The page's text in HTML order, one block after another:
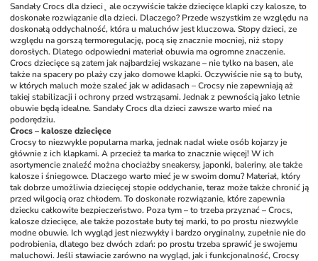
Sandały Crocs dla dzieci¸ ale oczywiście także dziecięce klapki czy kalosze, to
doskonałe rozwiązanie dla dzieci. Dlaczego? Przede wszystkim ze względu na
doskonałą oddychalność, która u maluchów jest kluczowa. Stopy dzieci, ze
względu na gorszą termoregulację, pocą się znacznie mocniej, niż stopy
dorosłych. Dlatego odpowiedni materiał obuwia ma ogromne znaczenie.
Crocs dziecięce są zatem jak najbardziej wskazane – nie tylko na basen, ale
także na spacery po plaży czy jako domowe klapki. Oczywiście nie są to buty,
w których maluch może szaleć jak w adidasach – Crocsy nie zapewniają aż
takiej stabilizacji i ochrony przed wstrząsami. Jednak z pewnością jako letnie
obuwie będą idealne. Sandały Crocs dla dzieci zawsze warto mieć na
podorędziu.
Crocs – kalosze dziecięce
Crocsy to niezwykle popularna marka, jednak nadal wiele osób kojarzy je
głównie z ich klapkami. A przecież ta marka to znacznie więcej! W ich
asortymencie znaleźć można chociażby sneakersy, japonki, baleriny, ale także
kalosze i śniegowce. Dlaczego warto mieć je w swoim domu? Materiał, który
tak dobrze umożliwia dziecięcej stopie oddychanie, teraz może także chronić ją
przed wilgocią oraz chłodem. To doskonałe rozwiązanie, które zapewnia
dziecku całkowite bezpieczeństwo. Poza tym – to trzeba przyznać – Crocs,
kalosze dziecięce, ale także pozostałe buty tej marki, to po prostu niezwykle
modne obuwie. Ich wygląd jest niezwykły i bardzo oryginalny, zupełnie nie do
podrobienia, dlatego bez dwóch zdań: po prostu trzeba sprawić je swojemu
maluchowi. Jeśli stawiacie zarówno na wygląd, jak i funkcjonalność, Crocsy